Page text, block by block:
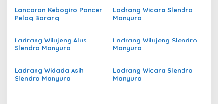
Lancaran Kebogiro Pancer
Pelog Barang
Ladrang Wicara Slendro
Manyura
Ladrang Wilujeng Alus
Slendro Manyura
Ladrang Wilujeng Slendro
Manyura
Ladrang Widada Asih
Slendro Manyura
Ladrang Wicara Slendro
Manyura